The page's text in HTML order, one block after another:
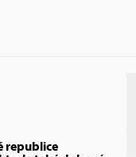
republice